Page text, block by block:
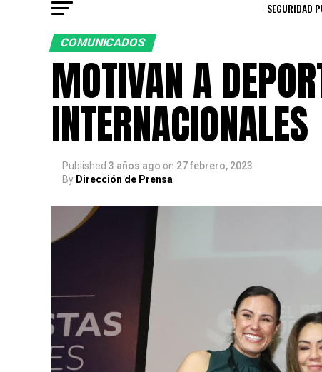
SEGURIDAD
COMUNICADOS
MOTIVAN A
INTERNACIONALES
Published 3 años ago on 27 febrero, 2023
By Dirección de Prensa